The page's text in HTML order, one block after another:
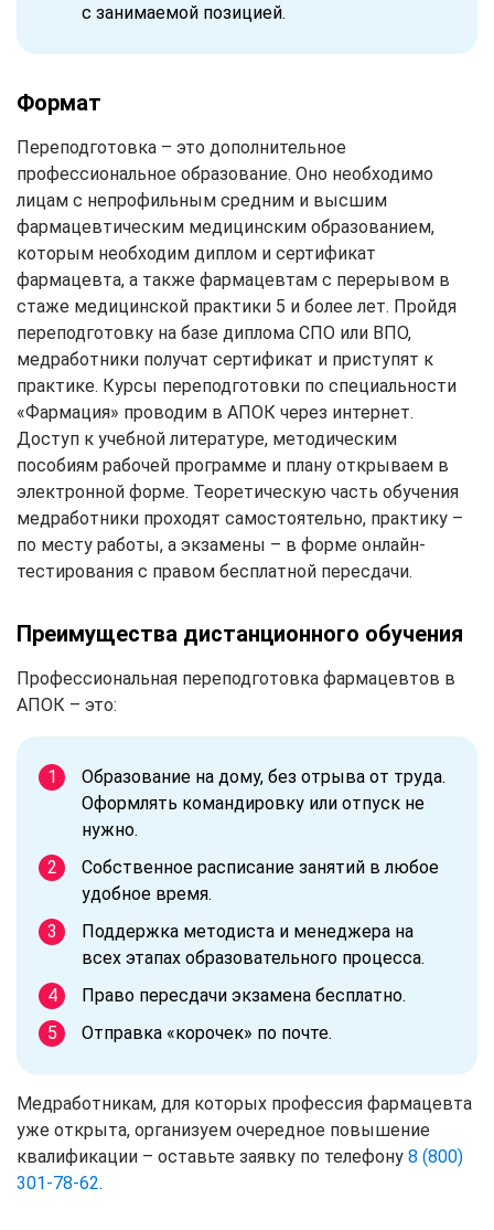
с занимаемой позицией.
Формат
Переподготовка – это дополнительное
профессиональное образование. Оно необходимо
лицам с непрофильным средним и высшим
фармацевтическим медицинским образованием,
которым необходим диплом и сертификат
фармацевта, а также фармацевтам с перерывом в
стаже медицинской практики 5 и более лет. Пройдя
переподготовку на базе диплома СПО или ВПО,
медработники получат сертификат и приступят к
практике. Курсы переподготовки по специальности
«Фармация» проводим в АПОК через интернет.
Доступ к учебной литературе, методическим
пособиям рабочей программе и плану открываем в
электронной форме. Теоретическую часть обучения
медработники проходят самостоятельно, практику –
по месту работы, а экзамены – в форме онлайн-
тестирования с правом бесплатной пересдачи.
Преимущества дистанционного обучения
Профессиональная переподготовка фармацевтов в
АПОК – это:
Образование на дому, без отрыва от труда.
Оформлять командировку или отпуск не
нужно.
Собственное расписание занятий в любое
удобное время.
Поддержка методиста и менеджера на
всех этапах образовательного процесса.
Право пересдачи экзамена бесплатно.
Отправка «корочек» по почте.
Медработникам, для которых профессия фармацевта
уже открыта, организуем очередное повышение
квалификации – оставьте заявку по телефону 8 (800)
301-78-62.